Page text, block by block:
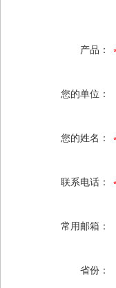
产品：
您的单位：
您的姓名：
联系电话：
常用邮箱：
省份：